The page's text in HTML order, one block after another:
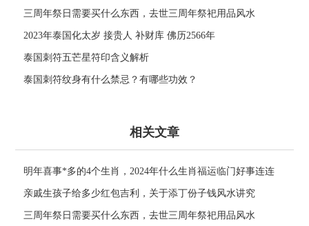
2566年
三周年祭日需要买什么东西，去世三周年祭祀用品风水
2023年泰国化太岁 接贵人 补财库 佛历2566年
泰国刺符五芒星符印含义解析
泰国刺符纹身有什么禁忌？有哪些功效？
相关文章
明年喜事*多的4个生肖，2024年什么生肖福运临门好事连连
亲戚生孩子给多少红包吉利，关于添丁份子钱风水讲究
三周年祭日需要买什么东西，去世三周年祭祀用品风水